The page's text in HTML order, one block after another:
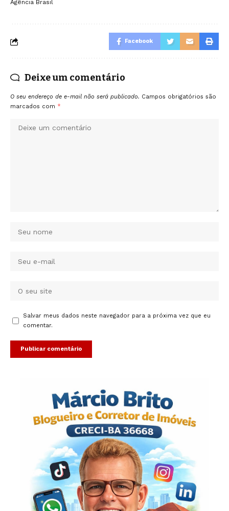
Agência Brasil
Facebook
Deixe um comentário
O seu endereço de e-mail não será publicado. Campos obrigatórios são
marcados com *
Salvar meus dados neste navegador para a próxima vez que eu
comentar.